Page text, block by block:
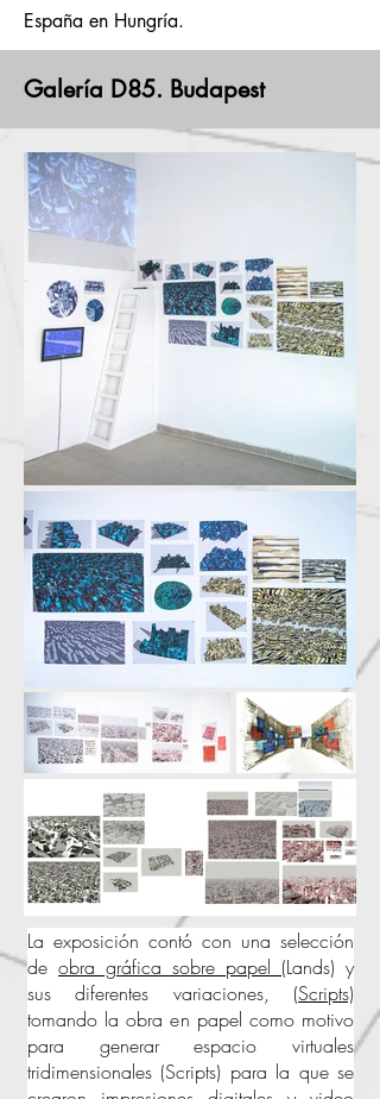
España en Hungría.
Galería D85. Budapest
La exposición contó con una selección
de obra gráfica sobre papel (Lands) y
sus diferentes variaciones, (Scripts)
tomando la obra en papel como motivo
para generar espacio virtuales
tridimensionales (Scripts) para la que se